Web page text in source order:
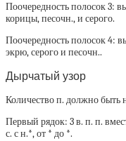
Поочередность полосок 3:
корицы, песочн., и серого.
Поочередность полосок 4:
экрю, серого и песочн..
Дырчатый узор
Количество п. должно быть
Первый рядок: 3 в. п. п.
с. с н.*, от * до *.